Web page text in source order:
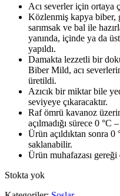
Acı severler için ortaya
Közlenmiş kapya biber,
sarımsak ve bal ile
yanında, içinde ya da
yapıldı.
Damakta lezzetli bir
Biber Mild, acı
üretildi.
Azıcık bir miktar bile
seviyeye çıkaracaktır.
Raf ömrü kavanoz
açılmadığı sürece 0
Ürün açıldıktan sonra 0
saklanabilir.
Ürün muhafazası
Stokta yok